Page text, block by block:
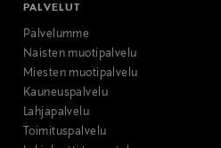
PALVELUT
Palvelumme
Naisten muotipalvelu
Miesten muotipalvelu
Kauneuspalvelu
Lahjapalvelu
Toimituspalvelu